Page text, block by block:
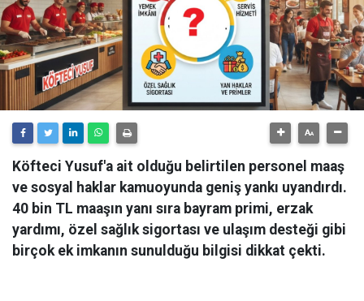
Köfteci Yusuf'a ait olduğu belirtilen personel maaş
ve sosyal haklar kamuoyunda geniş yankı uyandırdı.
40 bin TL maaşın yanı sıra bayram primi, erzak
yardımı, özel sağlık sigortası ve ulaşım desteği gibi
birçok ek imkanın sunulduğu bilgisi dikkat çekti.